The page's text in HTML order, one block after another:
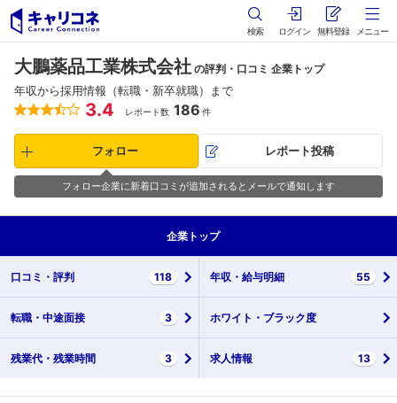
検索 ログイン 無料登録 メニュー
大鵬薬品工業株式会社 の評判・口コミ 企業トップ
年収から採用情報（転職・新卒就職）まで
3.4 レポート数 186 件
フォロー レポート投稿
フォロー企業に新着口コミが追加されるとメールで通知します
企業 トップ
口コミ・ 評判 118 年収・ 給与明細 55
転職・ 中途面接 3 ホワイト・ ブラック度
残業代・ 残業時間 3 求人情報 13